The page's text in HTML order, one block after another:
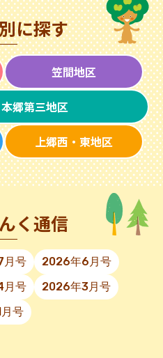
に探す
笠間地区
郷第三地区
上郷西・東地区
く通信
月号
2026年6月号
月号
2026年3月号
号